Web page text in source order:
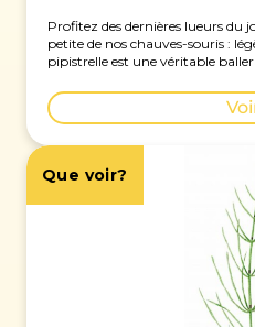
Profitez des dernières lueurs du
petite de nos chauves-souris :
pipistrelle est une véritable
à Genève.
Que voir?